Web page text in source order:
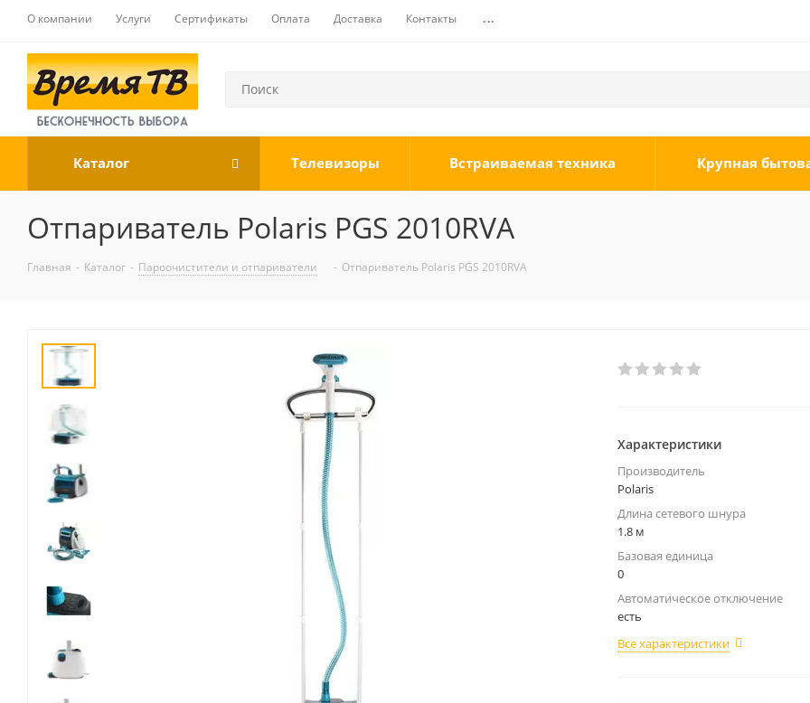
О компании Услуги Сертификаты Оплата Доставка Контакты ...
Каталог Телевизоры Встраиваемая техника Крупная
Отпариватель Polaris PGS 2010RVA
Главная - Каталог - Пароочистители и отпариватели - Отпариватель Polaris PGS 2010RVA
Характеристики
Производитель
Polaris
Длина сетевого шнура
1.8 м
Базовая единица
0
Автоматическое отключение
есть
Все характеристики